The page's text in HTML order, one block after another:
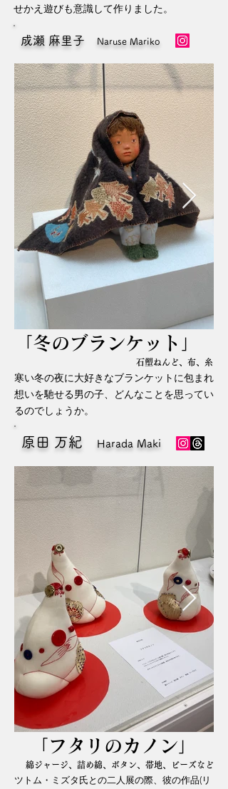
せかえ遊びも意識して作りました。
成瀬 麻里子 Naruse Mariko
​「冬のブランケット 」
石塑ねんど、布、糸
寒い冬の夜に大好きなブランケットに包まれ
想いを馳せる男の子、どんなことを思ってい
るのでしょうか。
原田 万紀 Harada Maki
​「フタリのカノン 」
綿ジャージ、詰め綿、ボタン、帯地、ビーズなど
ツトム・ミズタ氏との二人展の際、彼の作品(リ